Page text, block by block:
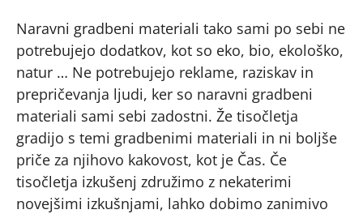
Naravni gradbeni materiali tako sami po sebi ne
potrebujejo dodatkov, kot so eko, bio, ekološko,
natur … Ne potrebujejo reklame, raziskav in
prepričevanja ljudi, ker so naravni gradbeni
materiali sami sebi zadostni. Že tisočletja
gradijo s temi gradbenimi materiali in ni boljše
priče za njihovo kakovost, kot je Čas. Če
tisočletja izkušenj združimo z nekaterimi
novejšimi izkušnjami, lahko dobimo zanimivo